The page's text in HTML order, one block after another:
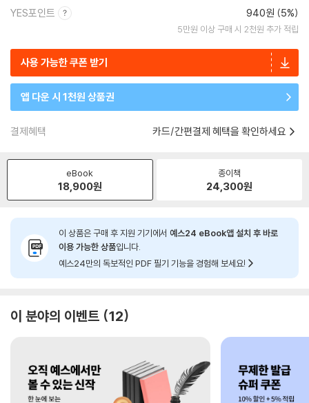
YES포인트 940원 (5%)
5만원 이상 구매 시 2천원 추가 적립
사용 가능한 쿠폰 받기
앱 다운 시 1천원 상품권
결제혜택 카드/간편결제 혜택을 확인하세요
eBook
18,900원
종이책
24,300원
이 상품은 구매 후 지원 기기에서 예스24 eBook앱 설치 후 바로
이용 가능한 상품입니다.
예스24만의 독보적인 PDF 필기 기능을 경험해 보세요!
이 분야의 이벤트 12